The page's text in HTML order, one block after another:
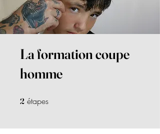
La formation coupe
homme
2 étapes